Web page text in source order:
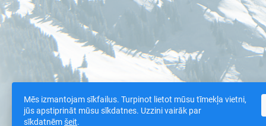
Mēs izmantojam sīkfailus. Turpinot lietot mūsu tīmekļa vietni,
jūs apstiprināt mūsu sīkdatnes. Uzzini vairāk par
sīkdatnēmšeit.